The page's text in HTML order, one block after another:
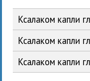
Ксалаком капли
Ксалаком капли
Ксалаком капли